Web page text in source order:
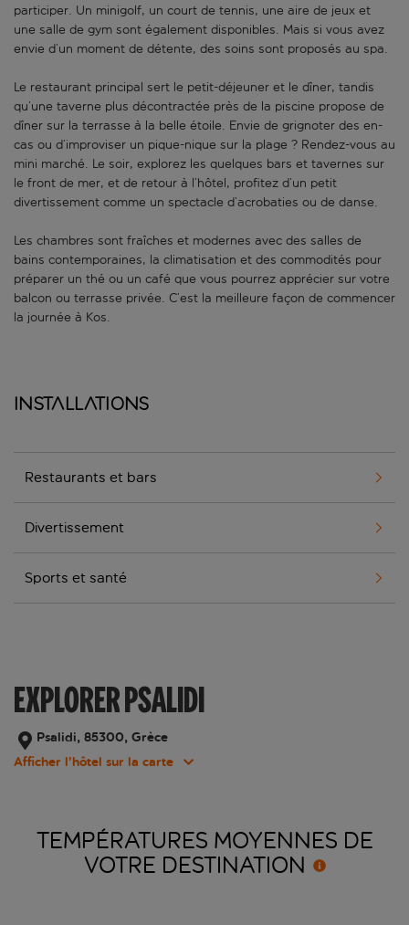
participer. Un minigolf, un court de tennis, une aire de jeux et
une salle de gym sont également disponibles. Mais si vous avez
envie d’un moment de détente, des soins sont proposés au spa.
Le restaurant principal sert le petit-déjeuner et le dîner, tandis
qu’une taverne plus décontractée près de la piscine propose de
dîner sur la terrasse à la belle étoile. Envie de grignoter des en-
cas ou d’improviser un pique-nique sur la plage ? Rendez-vous au
mini marché. Le soir, explorez les quelques bars et tavernes sur
le front de mer, et de retour à l’hôtel, profitez d’un petit
divertissement comme un spectacle d’acrobaties ou de danse.
Les chambres sont fraîches et modernes avec des salles de
bains contemporaines, la climatisation et des commodités pour
préparer un thé ou un café que vous pourrez apprécier sur votre
balcon ou terrasse privée. C’est la meilleure façon de commencer
la journée à Kos.
Installations
Restaurants et bars
Divertissement
Sports et santé
EXPLORER PSALIDI
Psalidi, 85300, Grèce
Afficher l’hôtel sur la carte
TEMPÉRATURES MOYENNES DE
VOTRE DESTINATION